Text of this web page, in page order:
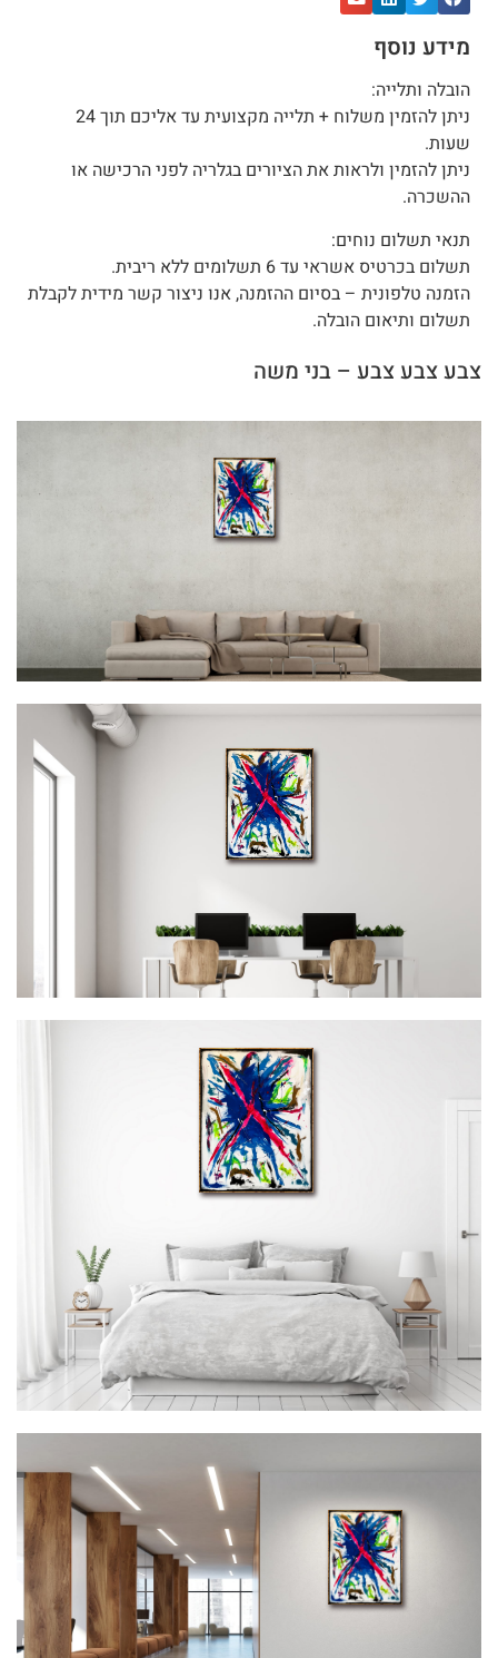
מידע נוסף
הובלה ותלייה:
ניתן להזמין משלוח + תלייה מקצועית עד אליכם תוך 24
שעות.
ניתן להזמין ולראות את הציורים בגלריה לפני הרכישה או
ההשכרה.
תנאי תשלום נוחים:
תשלום בכרטיס אשראי עד 6 תשלומים ללא ריבית.
הזמנה טלפונית – בסיום ההזמנה, אנו ניצור קשר מידית לקבלת
תשלום ותיאום הובלה.
צבע צבע צבע – בני משה